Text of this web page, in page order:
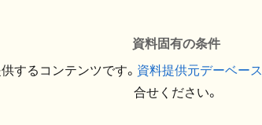
資料固有の条件
するコンテンツです。 資料提供元デーベース
合せください。